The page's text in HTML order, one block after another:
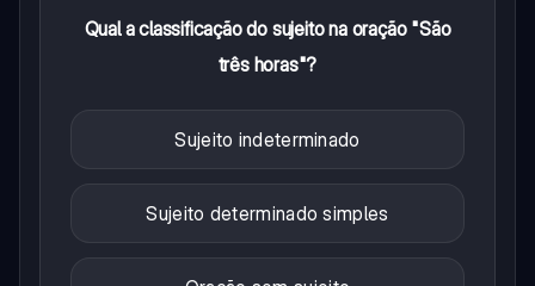
Qual a classificação do sujeito na oração "São
três horas"?
Sujeito indeterminado
Sujeito determinado simples